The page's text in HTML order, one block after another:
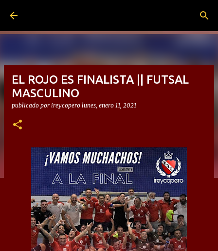
EL ROJO ES FINALISTA || FUTSAL
MASCULINO
publicado por ireycopero lunes, enero 11, 2021